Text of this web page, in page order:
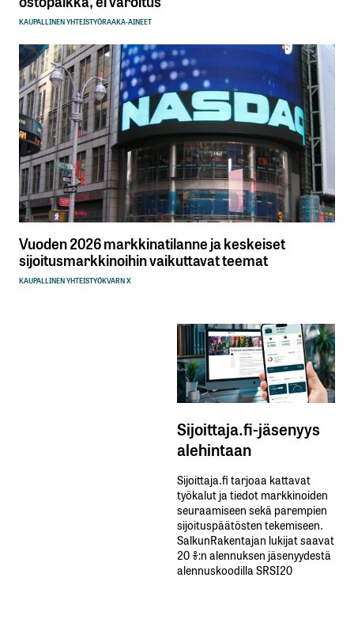
KAUPALLINEN YHTEISTYÖRAAKA-AINEET
Vuoden 2026 markkinatilanne ja keskeiset
sijoitusmarkkinoihin vaikuttavat teemat
KAUPALLINEN YHTEISTYÖKVARN X
Sijoittaja.fi-jäsenyys
alehintaan
Sijoittaja.fi tarjoaa kattavat
työkalut ja tiedot markkinoiden
seuraamiseen sekä parempien
sijoituspäätösten tekemiseen.
SalkunRakentajan lukijat saavat
20 %:n alennuksen jäsenyydestä
alennuskoodilla SRSI20